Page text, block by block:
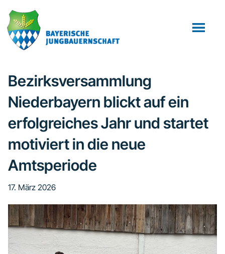
Inhalt
springen
Fußzeile
springen
Bezirksversammlung
Niederbayern blickt auf ein
erfolgreiches Jahr und startet
motiviert in die neue
Amtsperiode
17. März 2026